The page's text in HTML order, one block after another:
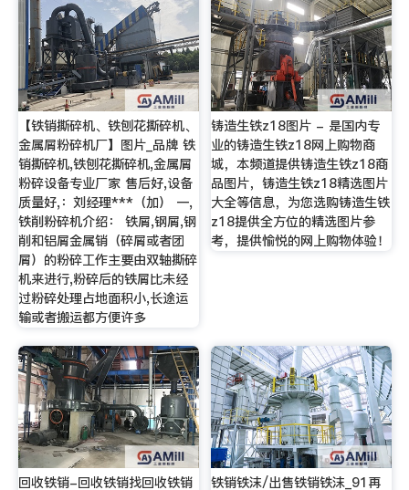
【铁销撕碎机、铁刨花撕碎机、
金属屑粉碎机厂】图片_品牌 铁
销撕碎机,铁刨花撕碎机,金属屑
粉碎设备专业厂家 售后好,设备
质量好,：刘经理***（加） 一,
铁削粉碎机介绍： 铁屑,钢屑,钢
削和铝屑金属销（碎屑或者团
屑）的粉碎工作主要由双轴撕碎
机来进行,粉碎后的铁屑比未经
过粉碎处理占地面积小,长途运
输或者搬运都方便许多
铸造生铁z18图片 - 是国内专
业的铸造生铁z18网上购物商
城，本频道提供铸造生铁z18商
品图片，铸造生铁z18精选图片
大全等信息，为您选购铸造生铁
z18提供全方位的精选图片参
考，提供愉悦的网上购物体验！
回收铁销-回收铁销找回收铁销
铁销铁沫/出售铁销铁沫_91再